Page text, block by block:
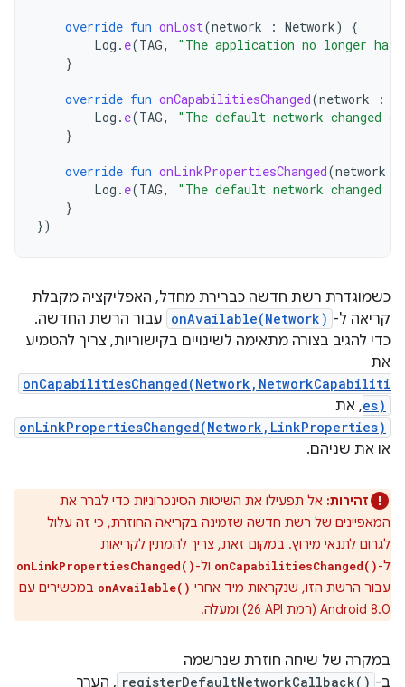
override fun onLost(network : Network)
{
Log . e(TAG,
"The application no longer
}
override fun onCapabilitiesChanged(network :
Log . e(TAG,
"The default network changed
}
override fun onLinkPropertiesChanged(network
Log . e(TAG,
"The default network changed
}
})
כשמוגדרת רשת חדשה כברירת מחדל, האפליקציה מקבלת
קריאה ל- onAvailable(Network) עבור הרשת החדשה.
כדי להגיב בצורה מתאימה לשינויים בקישוריות, צריך להטמיע
את
onCapabilitiesChanged(Network,NetworkCapabiliti
es), את
onLinkPropertiesChanged(Network,LinkProperties)
או את שניהם.
זהירות: אל תפעילו את השיטות הסינכרוניות כדי לברר את
המאפיינים של רשת חדשה שזמינה בקריאה החוזרת, כי זה עלול
לגרום לתנאי מירוץ. במקום זאת, צריך להמתין לקריאות
ל-onCapabilitiesChanged() ול-onLinkPropertiesChanged()
עבור הרשת הזו, שנקראות מיד אחרי onAvailable() במכשירים עם
Android 8.0 (רמת API‏ 26) ומעלה.
במקרה של שיחה חוזרת שנרשמה
ב- registerDefaultNetworkCallback() , הערך